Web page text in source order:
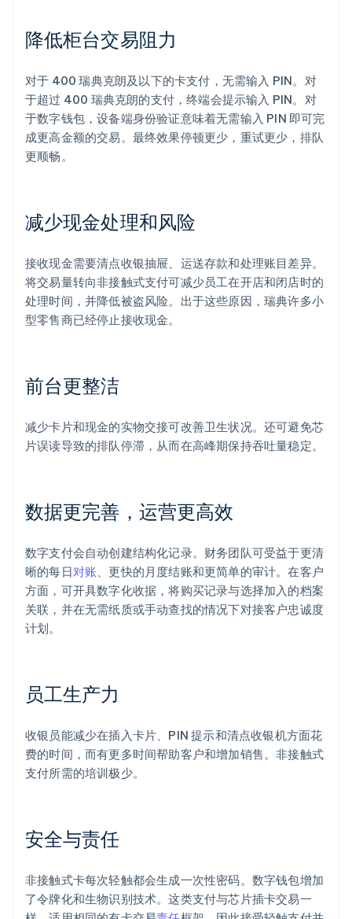
降低柜台交易阻力
对于 400 瑞典克朗及以下的卡支付，无需输入 PIN。对
于超过 400 瑞典克朗的支付，终端会提示输入 PIN。对
于数字钱包，设备端身份验证意味着无需输入 PIN 即可完
成更高金额的交易。最终效果停顿更少，重试更少，排队
更顺畅。
减少现金处理和风险
接收现金需要清点收银抽屉、运送存款和处理账目差异。
将交易量转向非接触式支付可减少员工在开店和闭店时的
处理时间，并降低被盗风险。出于这些原因，瑞典许多小
型零售商已经停止接收现金。
前台更整洁
减少卡片和现金的实物交接可改善卫生状况。还可避免芯
片误读导致的排队停滞，从而在高峰期保持吞吐量稳定。
数据更完善，运营更高效
数字支付会自动创建结构化记录。财务团队可受益于更清
晰的每日对账、更快的月度结账和更简单的审计。在客户
方面，可开具数字化收据，将购买记录与选择加入的档案
关联，并在无需纸质或手动查找的情况下对接客户忠诚度
计划。
员工生产力
收银员能减少在插入卡片、PIN 提示和清点收银机方面花
费的时间，而有更多时间帮助客户和增加销售。非接触式
支付所需的培训极少。
安全与责任
非接触式卡每次轻触都会生成一次性密码。数字钱包增加
了令牌化和生物识别技术。这类支付与芯片插卡交易一